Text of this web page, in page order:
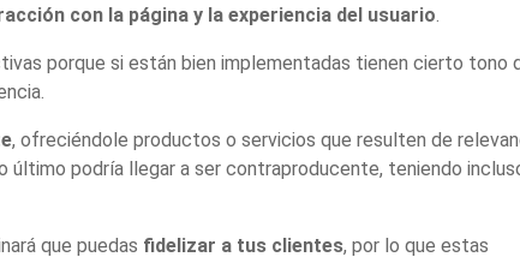
con la página y la experiencia del usuario.
porque si están bien implementadas tienen cierto tono
, ofreciéndole productos o servicios que resulten de
último podría llegar a ser contraproducente, teniendo
que puedas fidelizar a tus clientes, por lo que estas